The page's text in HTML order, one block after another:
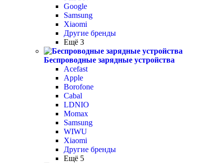
Google
Samsung
Xiaomi
Другие бренды
Ещё 3
Беспроводные зарядные устройства
Acefast
Apple
Borofone
Cabal
LDNIO
Momax
Samsung
WIWU
Xiaomi
Другие бренды
Ещё 5